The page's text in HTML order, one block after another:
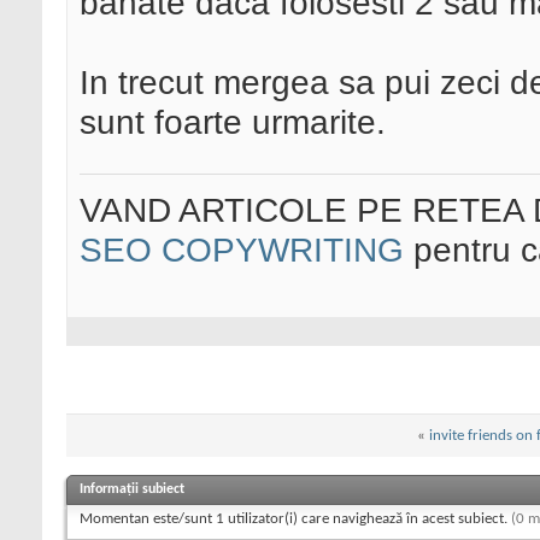
In trecut mergea sa pui zeci
sunt foarte urmarite.
VAND ARTICOLE PE
SEO COPYWRITING pentru
« invite friends on
Informații subiect
Momentan este/sunt 1 utilizator(i) care navighează în acest subiect. (0